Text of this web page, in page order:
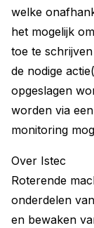
welke
het mogelijk
toe te
de nodige
opgeslagen
worden via
monitoring
Over Istec
Roterende
onderdelen
en bewaken